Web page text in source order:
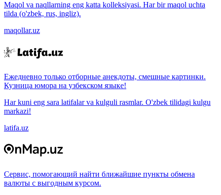
Maqol va naqllarning eng katta kolleksiyasi. Har bir maqol uchta
tilda (o'zbek, rus, ingliz).
maqollar.uz
Ежедневно только отборные анекдоты, смешные картинки.
Кузница юмора на узбекском языке!
Har kuni eng sara latifalar va kulguli rasmlar. O'zbek tilidagi kulgu
markazi!
latifa.uz
Сервис, помогающий найти ближайшие пункты обмена
валюты с выгодным курсом.